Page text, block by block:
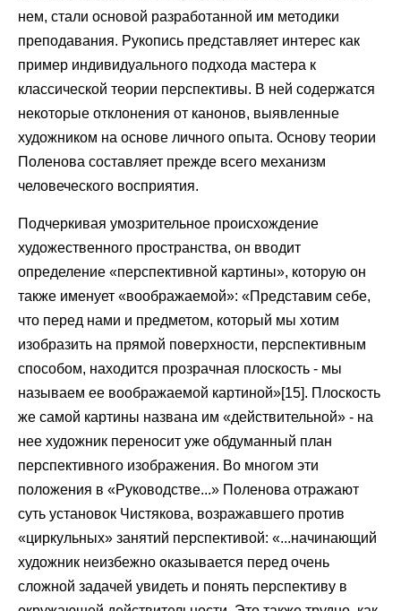
нем, стали основой разработанной им методики
преподавания. Рукопись представляет интерес как
пример индивидуального подхода мастера к
классической теории перспективы. В ней содержатся
некоторые отклонения от канонов, выявленные
художником на основе личного опыта. Основу теории
Поленова составляет прежде всего механизм
человеческого восприятия.
Подчеркивая умозрительное происхождение
художественного пространства, он вводит
определение «перспективной картины», которую он
также именует «воображаемой»: «Представим себе,
что перед нами и предметом, который мы хотим
изобразить на прямой поверхности, перспективным
способом, находится прозрачная плоскость - мы
называем ее воображаемой картиной»[15]. Плоскость
же самой картины названа им «действительной» - на
нее художник переносит уже обдуманный план
перспективного изображения. Во многом эти
положения в «Руководстве...» Поленова отражают
суть установок Чистякова, возражавшего против
«циркульных» занятий перспективой: «...начинающий
художник неизбежно оказывается перед очень
сложной задачей увидеть и понять перспективу в